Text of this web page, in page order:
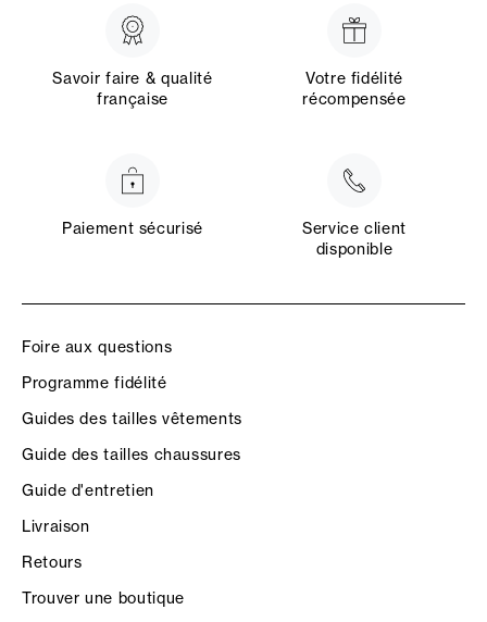
Savoir faire & qualité
française
Votre fidélité
récompensée
Paiement sécurisé
Service client
disponible
Foire aux questions
Programme fidélité
Guides des tailles vêtements
Guide des tailles chaussures
Guide d'entretien
Livraison
Retours
Trouver une boutique